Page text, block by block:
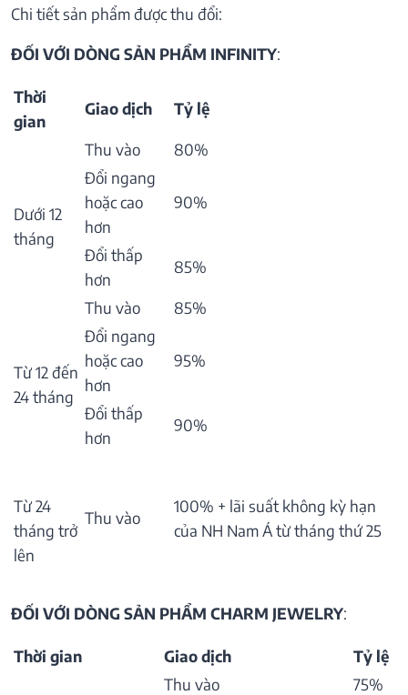
Chi tiết sản phẩm được thu đổi:
ĐỐI VỚI DÒNG SẢN PHẨM INFINITY:
Thời
gian
Giao dịch Tỷ lệ
Dưới 12
tháng
Thu vào
80%
Đổi ngang
hoặc cao
hơn
90%
Đổi thấp
hơn
85%
Từ 12 đến
24 tháng
Thu vào
85%
Đổi ngang
hoặc cao
hơn
95%
Đổi thấp
hơn
90%
Từ 24
tháng trở
lên
Thu vào
100% + lãi suất không kỳ hạn
của NH Nam Á từ tháng thứ 25
ĐỐI VỚI DÒNG SẢN PHẨM CHARM JEWELRY:
Thời gian Giao dịch Tỷ lệ
Thu vào
75%